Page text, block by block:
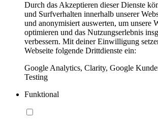
Durch das Akzeptieren dieser Dienste
und Surfverhalten innerhalb unserer
und anonymisiert auswerten, um unsere
optimieren und das Nutzungserlebnis
verbessern. Mit deiner Einwilligung
Webseite folgende Drittdienste ein:
Google Analytics, Clarity, Google
Testing
Funktional